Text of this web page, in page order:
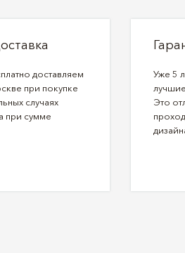
доставляем
при покупке
случаях
при сумме
Уже 5
Это